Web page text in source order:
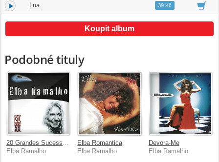
11. Lua 03:0139 Kč
Koupit album
Podobné tituly
Elba Ramalho
Elba Romantica
Elba Ramalho
Devora-Me
Elba Ramalho